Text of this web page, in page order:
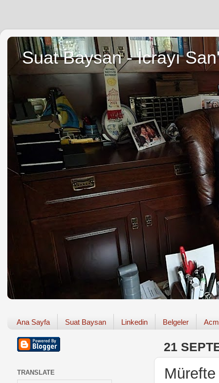
Suat Baysan - İcrayı
Ana Sayfa Suat Baysan Linkedin Belgeler
21
TRANSLATE